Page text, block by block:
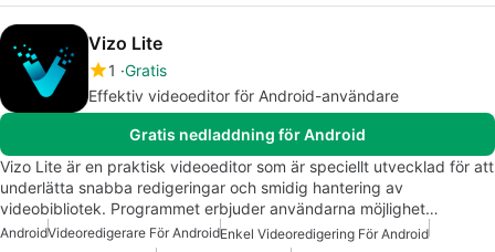
Vizo Lite
1 Gratis
Effektiv videoeditor för Android-användare
Gratis nedladdning för Android
Vizo Lite är en praktisk videoeditor som är speciellt utvecklad för att
underlätta snabba redigeringar och smidig hantering av
videobibliotek. Programmet erbjuder användarna möjlighet…
AndroidVideoredigerare För AndroidEnkel Videoredigering För Android